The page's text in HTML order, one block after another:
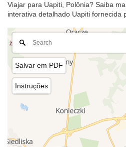
Viajar para Uapiti, Polônia? Saiba
interativa detalhado Uapiti fornecida
Salvar em PDF
Instruções